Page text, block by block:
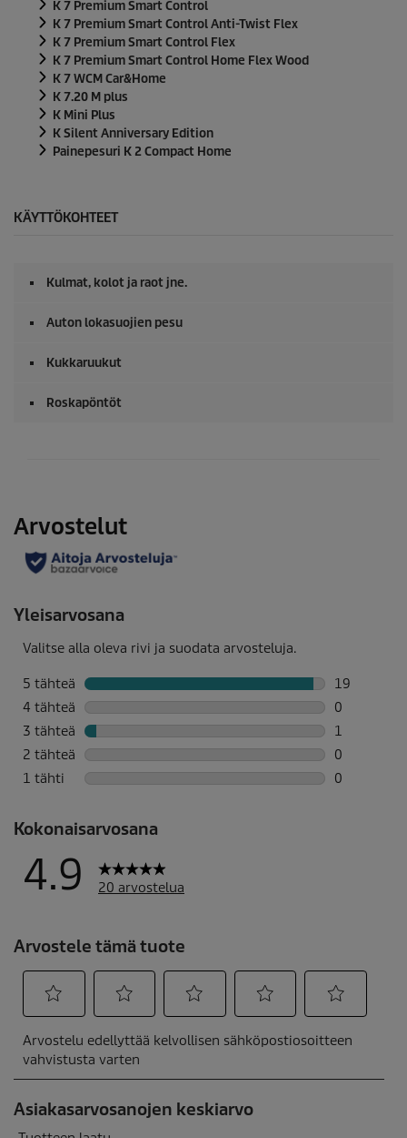
K 7 Premium Smart Control
K 7 Premium Smart Control Anti-Twist Flex
K 7 Premium Smart Control Flex
K 7 Premium Smart Control Home Flex Wood
K 7 WCM Car&Home
K 7.20 M plus
K Mini Plus
K Silent Anniversary Edition
Painepesuri K 2 Compact Home
KÄYTTÖKOHTEET
Kulmat, kolot ja raot jne.
Auton lokasuojien pesu
Kukkaruukut
Roskapöntöt